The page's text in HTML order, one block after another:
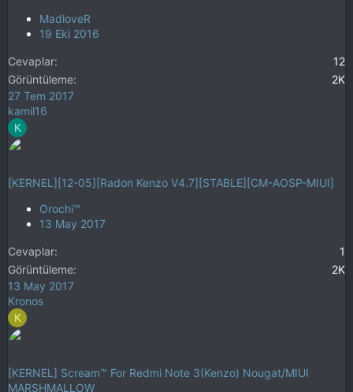
MadloveR
19 Eki 2016
Cevaplar
12
Görüntüleme
2K
27 Tem 2017
kamil16
K
[KERNEL][12-05][Radon Kenzo V4.7][STABLE][CM-AOSP-MIUI]
Orochi™
13 May 2017
Cevaplar
1
Görüntüleme
2K
13 May 2017
Kronos
K
[KERNEL] Scream™ For Redmi Note 3(Kenzo) Nougat/MIUI
MARSHMALLOW